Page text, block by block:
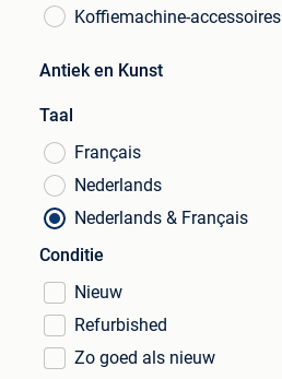
Koffiemachine-accessoires
Antiek en Kunst
Taal
Français
Nederlands
Nederlands & Français
Conditie
Nieuw
Refurbished
Zo goed als nieuw